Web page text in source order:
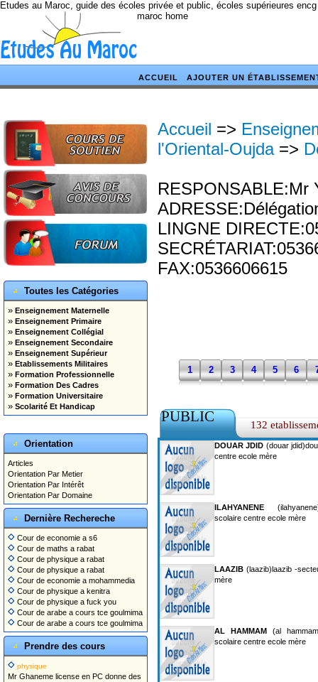
Etudes au Maroc, guide des écoles privée et public, écoles supérieures
maroc home
ACCUEIL AJOUTER UN
Toutes les Catégories
» Enseignement Maternelle
» Enseignement Primaire
» Enseignement Collégial
» Enseignement Secondaire
» Enseignement Supérieur
» Etablissements Militaires
» Formation Professionnelle
» Formation Des Cadres
» Formation Universitaire
» Scolarité Et Handicap
Orientation
Articles
Orientation Par Metier
Orientation Par Intérêt
Orientation Par Domaine
Dernière Rechereche
Cour de economie a s6
Cour de maths a rabat
Cour de physique a rabat
Cour de physique a rabat
Cour de economie a mohammedia
Cour de physique a kenitra
Cour de physique a fuck you
Cour de arabe a cours tce goulmima
Cour de arabe a cours tce goulmima
Prendre des cours
physique
Mr Ghaneme license en PC donne des
Accueil =>
l'Oriental-Oujda=>
RESPONSABLE:Mr
LINGNE
FAX:0536606615
1 2 3 4 5 6
PUBLIC 132
DOUAR JDID (douar
centre ecole mère
ILAHYANENE
scolaire centre ecole mère
LAAZIB (laazib)laazib -
mère
AL HAMMAM(al
scolaire centre ecole mère